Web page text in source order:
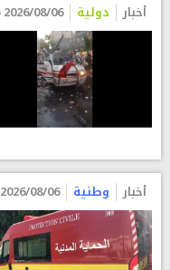
أخبار دولية 2026/08/06 18:26
أخبار وطنية 2026/08/06 18:22